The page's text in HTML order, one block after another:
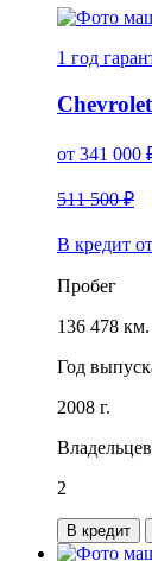
1 год
от 341 000
511 500 ₽
В кредит от
Пробег
136 478 км.
Год
2008 г.
Владельцев
2
В кредит